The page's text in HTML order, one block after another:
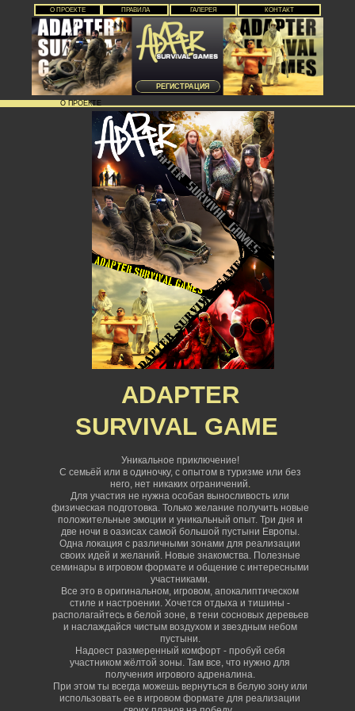
О ПРОЕКТЕ ПРАВИЛА ГАЛЕРЕЯ КОНТАКТ
РЕГИСТРАЦИЯ
О ПРОЕКТЕ
ADAPTER
SURVIVAL GAME
Уникальное приключение!
С семьёй или в одиночку, с опытом в туризме или без
него, нет никаких ограничений.
Для участия не нужна особая выносливость или
физическая подготовка. Только желание получить новые
положительные эмоции и уникальный опыт. Три дня и
две ночи в оазисах самой большой пустыни Европы.
Одна локация с различными зонами для реализации
своих идей и желаний. Новые знакомства. Полезные
семинары в игровом формате и общение с интересными
участниками.
Все это в оригинальном, игровом, апокалиптическом
стиле и настроении. Хочется отдыха и тишины -
располагайтесь в белой зоне, в тени сосновых деревьев
и наслаждайся чистым воздухом и звездным небом
пустыни.
Надоест размеренный комфорт - пробуй себя
участником жёлтой зоны. Там все, что нужно для
получения игрового адреналина.
При этом ты всегда можешь вернуться в белую зону или
использовать ее в игровом формате для реализации